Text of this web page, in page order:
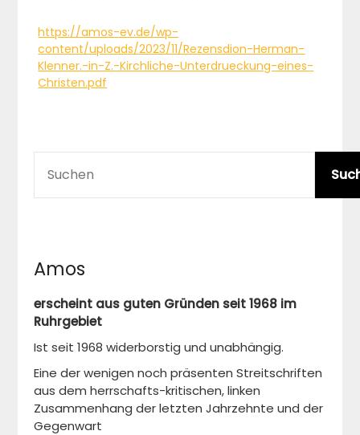
https://amos-ev.de/wp-
content/uploads/2023/11/Rezensdion-Herman-
Klenner.-in-Z.-Kirchliche-Unterdrueckung-eines-
Christen.pdf
Amos
erscheint aus guten Gründen seit 1968 im
Ruhrgebiet
Ist seit 1968 widerborstig und unabhängig.
Eine der wenigen noch präsenten Streitschriften
aus dem herrschafts-kritischen, linken
Zusammenhang der letzten Jahrzehnte und der
Gegenwart